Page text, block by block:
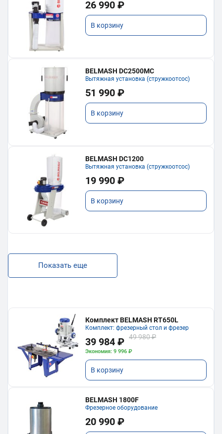
26 990 ₽
В корзину
BELMASH DC2500MC
Вытяжная установка (стружкоотсос)
51 990 ₽
В корзину
BELMASH DC1200
Вытяжная установка (стружкоотсос)
19 990 ₽
В корзину
Показать еще
Комплект BELMASH RT650L
Комплект: фрезерный стол и фрезер
39 984 ₽ 49 980 ₽
Экономия: 9 996 ₽
В корзину
BELMASH 1800F
Фрезерное оборудование
20 990 ₽